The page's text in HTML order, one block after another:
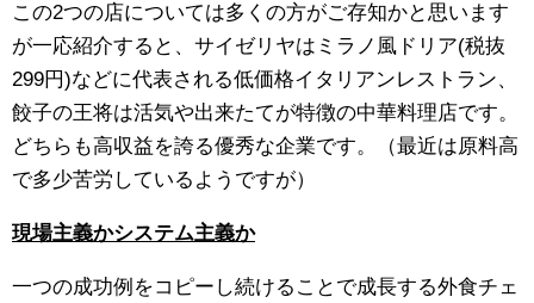
この2つの店については多くの方がご存知かと思います
が一応紹介すると、サイゼリヤはミラノ風ドリア(税抜
299円)などに代表される低価格イタリアンレストラン、
餃子の王将は活気や出来たてが特徴の中華料理店です。
どちらも高収益を誇る優秀な企業です。（最近は原料高
で多少苦労しているようですが）
現場主義かシステム主義か
一つの成功例をコピーし続けることで成長する外食チェ